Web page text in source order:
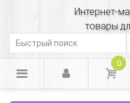
Интернет-
товары
0